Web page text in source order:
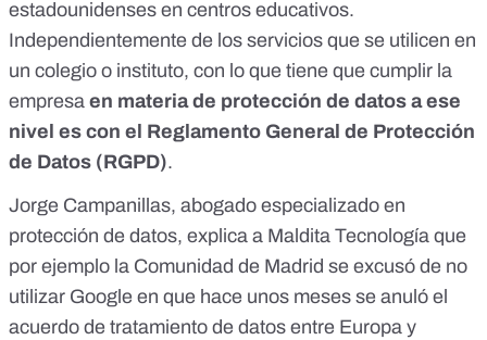
estadounidenses en centros educativos.
Independientemente de los servicios que se utilicen en
un colegio o instituto, con lo que tiene que cumplir la
empresa en materia de protección de datos a ese
nivel es con el Reglamento General de Protección
de Datos (RGPD).
Jorge Campanillas, abogado especializado en
protección de datos, explica a Maldita Tecnología que
por ejemplo la Comunidad de Madrid se excusó de no
utilizar Google en que hace unos meses se anuló el
acuerdo de tratamiento de datos entre Europa y